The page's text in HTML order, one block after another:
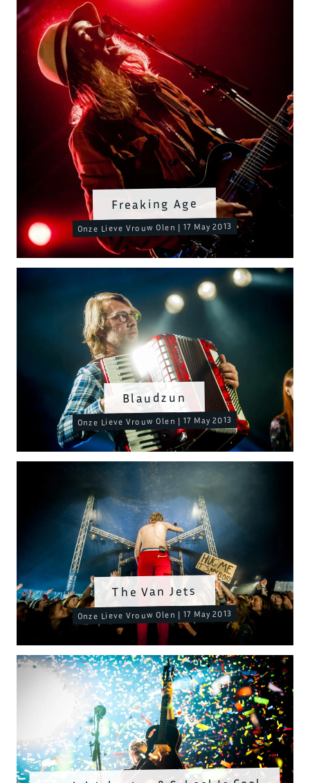
Freaking Age
Onze Lieve Vrouw Olen | 17 May 2013
The Van Jets
Onze Lieve Vrouw Olen | 17 May 2013
Blaudzun
Onze Lieve Vrouw Olen | 17 May 2013